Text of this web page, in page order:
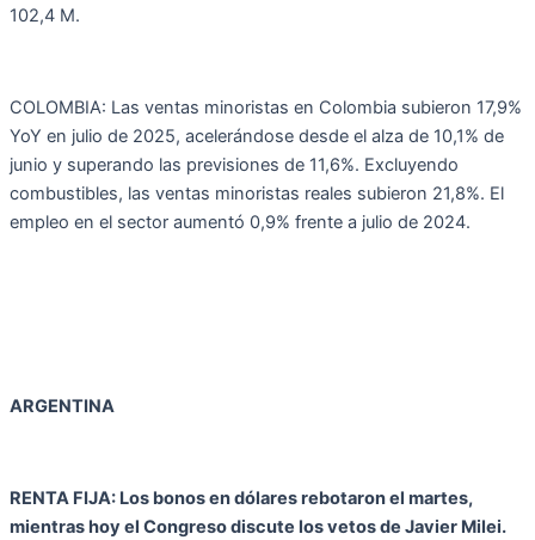
102,4 M.
COLOMBIA: Las ventas minoristas en Colombia subieron 17,9%
YoY en julio de 2025, acelerándose desde el alza de 10,1% de
junio y superando las previsiones de 11,6%. Excluyendo
combustibles, las ventas minoristas reales subieron 21,8%. El
empleo en el sector aumentó 0,9% frente a julio de 2024.
ARGENTINA
RENTA FIJA: Los bonos en dólares rebotaron el martes,
mientras hoy el Congreso discute los vetos de Javier Milei.